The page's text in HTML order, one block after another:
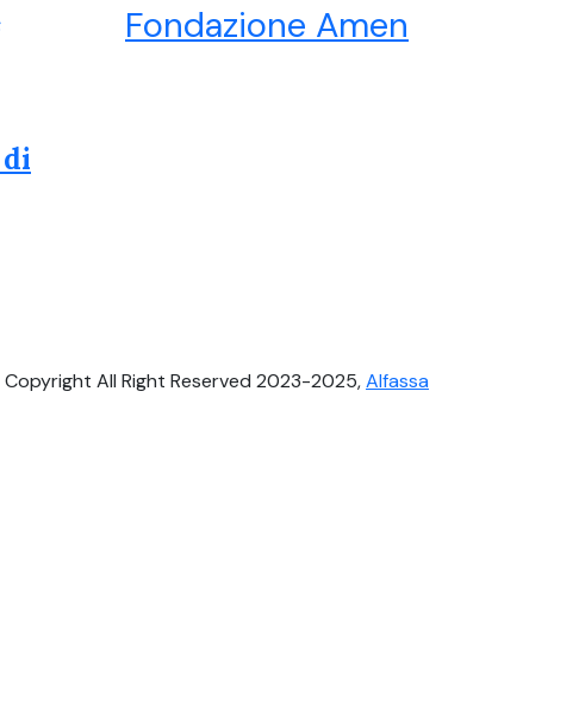
Fondazione Amen
Copyright All Right Reserved 2023-2025,Alfassa